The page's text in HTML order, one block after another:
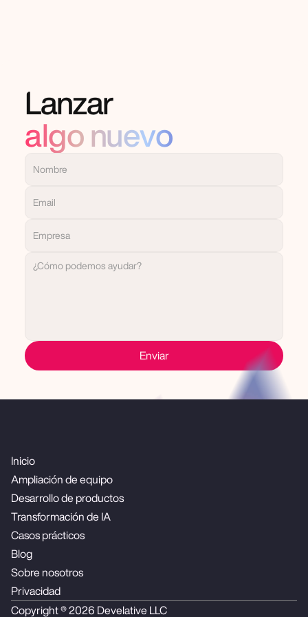
Lanzar
algo nuevo
Enviar
Inicio
Ampliación de equipo
Desarrollo de productos
Transformación de IA
Casos prácticos
Blog
Sobre nosotros
Privacidad
Copyright ® 2026 Develative LLC